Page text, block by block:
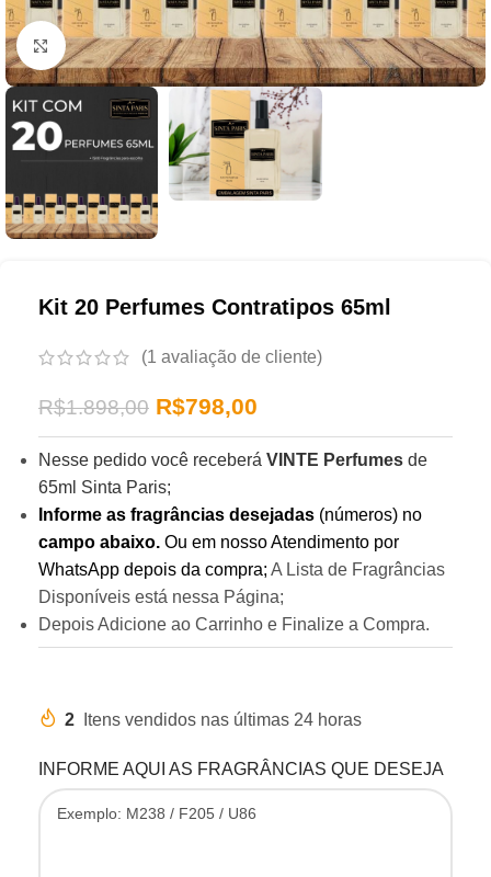
Clique para ampliar
Kit 20 Perfumes Contratipos 65ml
(1 avaliação de cliente)
R$1.898,00 R$798,00
Nesse pedido você receberá VINTE Perfumes de
65ml Sinta Paris;
Informe as fragrâncias desejadas (números) no
campo abaixo. Ou em nosso Atendimento por
WhatsApp depois da compra; A Lista de Fragrâncias
Disponíveis está nessa Página;
Depois Adicione ao Carrinho e Finalize a Compra.
2 Itens vendidos nas últimas 24 horas
INFORME AQUI AS FRAGRÂNCIAS QUE DESEJA